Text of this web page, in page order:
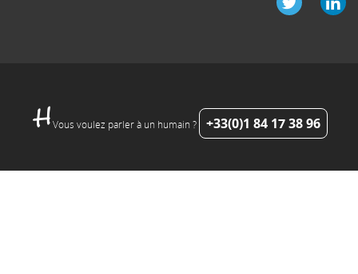
Vous voulez parler à un humain ? +33(0)1 84 17 38 96